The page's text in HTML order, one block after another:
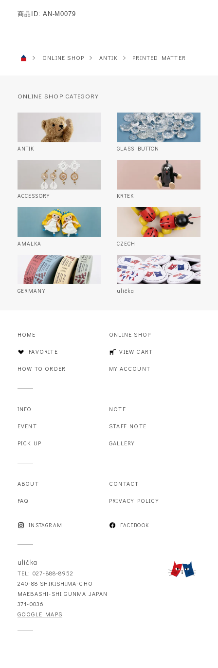
商品ID: AN-M0079
ONLINE SHOP ANTIK PRINTED MATTER
ONLINE SHOP CATEGORY
ANTIK GLASS BUTTON
ACCESSORY KRTEK
AMALKA CZECH
GERMANY ulička
HOME ONLINE SHOP
FAVORITE VIEW CART
HOW TO ORDER MY ACCOUNT
INFO NOTE
EVENT STAFF NOTE
PICK UP GALLERY
ABOUT CONTACT
FAQ PRIVACY POLICY
INSTAGRAM FACEBOOK
ulička
TEL: 027-888-8952
240-88 SHIKISHIMA-CHO
MAEBASHI-SHI GUNMA JAPAN
371-0036
GOOGLE MAPS